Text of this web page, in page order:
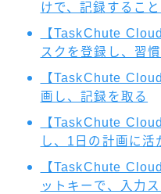
けで、記録するこ
【TaskChute
スクを登録し、習
【TaskChute
画し、記録を取る
【TaskChute
し、1日の計画に活
【TaskChute
ットキーで、入力